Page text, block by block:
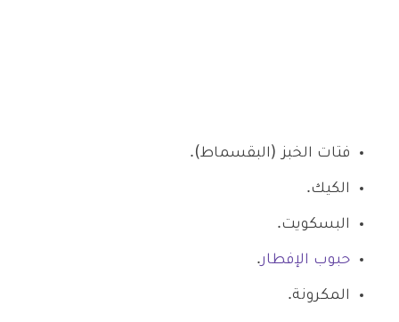
فتات الخبز (البقسماط).
الكيك.
البسكويت.
حبوب الإفطار.
المكرونة.